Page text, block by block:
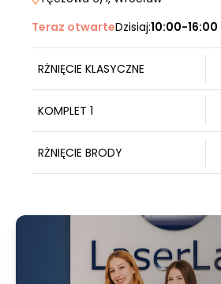
Teraz otwarteDzisiaj:10:00-16:00
RŻNIĘCIE KLASYCZNE
KOMPLET 1
RŻNIĘCIE BRODY